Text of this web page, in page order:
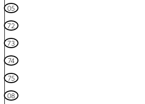
e
l
d
i
n
g
H
L
u
i
s
t
e
r
05
72
73
74
75
08